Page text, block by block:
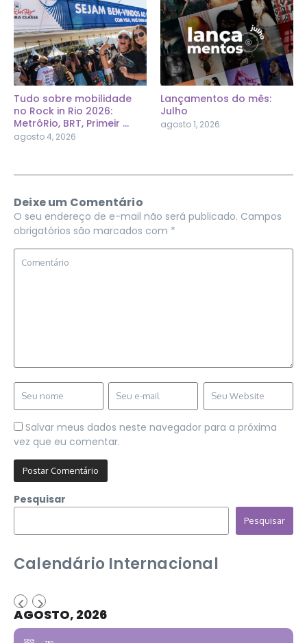
Tudo sobre mobilidade
no Rock in Rio 2026:
MetrôRio, BRT, Primeir ...
agosto 4, 2026
Lançamentos do mês:
Julho
agosto 1, 2026
Deixe um Comentário
O seu endereço de e-mail não será publicado. Campos
obrigatórios são marcados com *
Salvar meus dados neste navegador para a próxima
vez que eu comentar.
Pesquisar
Pesquisar
Calendário Internacional
AGOSTO, 2026
SEG